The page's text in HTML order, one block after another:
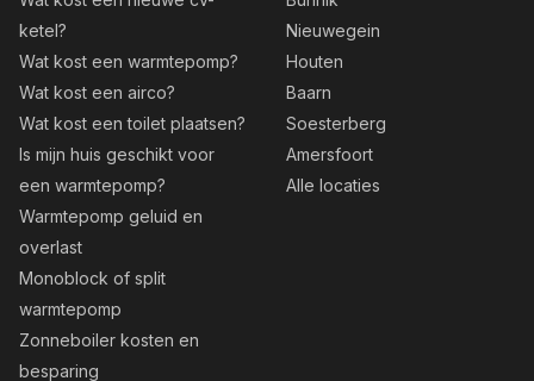
ketel?
Wat kost een warmtepomp?
Wat kost een airco?
Wat kost een toilet plaatsen?
Is mijn huis geschikt voor
een warmtepomp?
Warmtepomp geluid en
overlast
Monoblock of split
warmtepomp
Zonneboiler kosten en
besparing
Nieuwegein
Houten
Baarn
Soesterberg
Amersfoort
Alle locaties